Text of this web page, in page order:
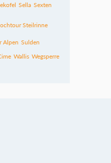
Sella Sexten
Steilrinne
Alpen Sulden
Wallis Wegsperre